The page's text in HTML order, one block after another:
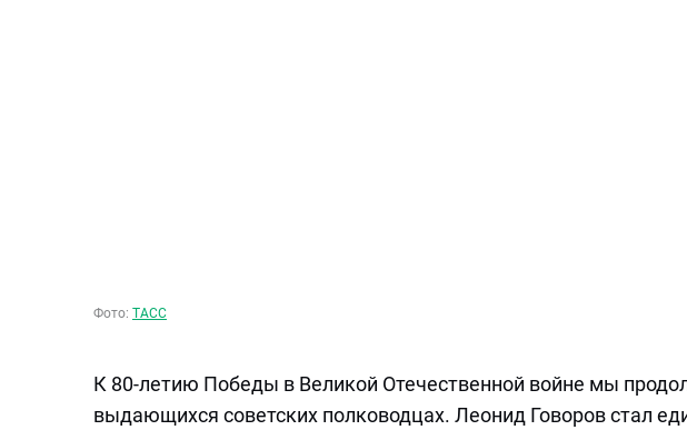
Фото: ТАСС
К 80-летию Победы в Великой Отечественной войне мы
выдающихся советских полководцах. Леонид Говоров стал